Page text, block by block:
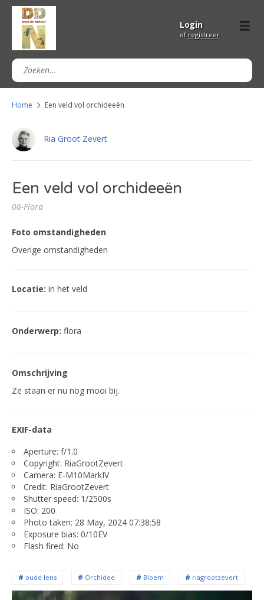
Login
of registreer
Home Een veld vol orchideeën
Ria Groot Zevert
Een veld vol orchideeën
06-Flora
Foto omstandigheden
Overige omstandigheden
Locatie: in het veld
Onderwerp: flora
Omschrijving
Ze staan er nu nog mooi bij.
EXIF-data
Aperture: f/1.0
Copyright: RiaGrootZevert
Camera: E-M10MarkIV
Credit: RiaGrootZevert
Shutter speed: 1/2500s
ISO: 200
Photo taken: 28 May, 2024 07:38:58
Exposure bias: 0/10EV
Flash fired: No
oude lens Orchidee Bloem riagrootzevert